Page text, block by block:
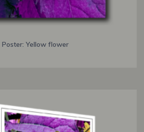
Poster: Yellow flower